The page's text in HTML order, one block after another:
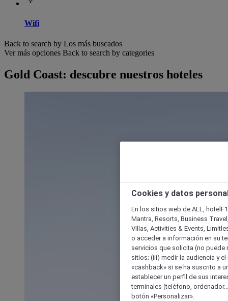
Wifi
Back to search by Los más buscados
Ver más opciones Back to search by categories
Gold Coast: descubre nuestros hoteles
Cookies y datos
En los sitios web de ALL,
Mantra, Resorts, Business
Villas, Activities & Events,
o acceder a información en su
servicios que solicita (no puede
sitios; (iii) medir la audiencia y
«cashback» si se ha suscrito a
establecer un perfil de sus
terminales (teléfono,
botón «Personalizar».